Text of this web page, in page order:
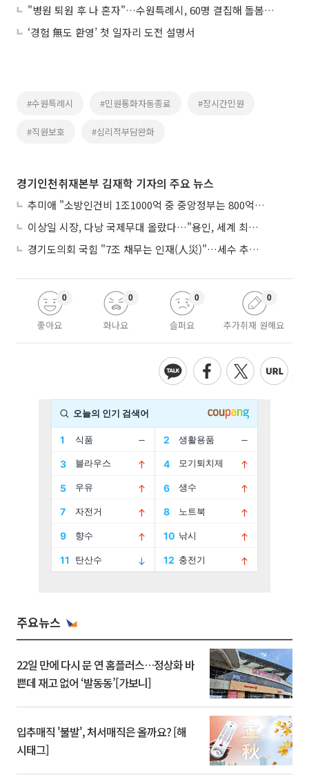
"병원 퇴원 후 나 혼자"…수원특례시, 60명 결집해 돌봄공백 끊는다
‘경험 無도 환영’ 첫 일자리 도전 설명서
#수원특례시 #민원통화자동종료 #장시간민원
#직원보호 #심리적부담완화
경기인천취재본부 김재학 기자의 주요 뉴스
추미애 "소방인건비 1조1000억 중 중앙정부는 800억뿐"
이상일 시장, 다낭 국제무대 올랐다…"용인, 세계 최대 반도체 도시 된다"
경기도의회 국힘 "7조 채무는 인재(人災)"…세수 추계 조작 의혹 제기
좋아요
0
화나요
0
슬퍼요
0
추가취재 원해요
0
주요뉴스
22일 만에 다시 문 연 홈플러스…정상화 바
쁜데 재고 없어 ‘발동동’[가보니]
입추매직 '불발', 처서매직은 올까요? [해
시태그]